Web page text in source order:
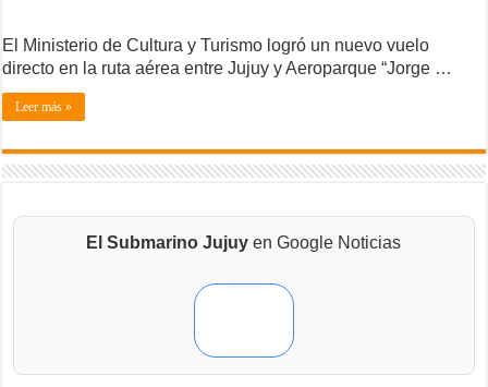
El Ministerio de Cultura y Turismo logró un nuevo vuelo
directo en la ruta aérea entre Jujuy y Aeroparque “Jorge …
Leer más »
El Submarino Jujuy en Google Noticias